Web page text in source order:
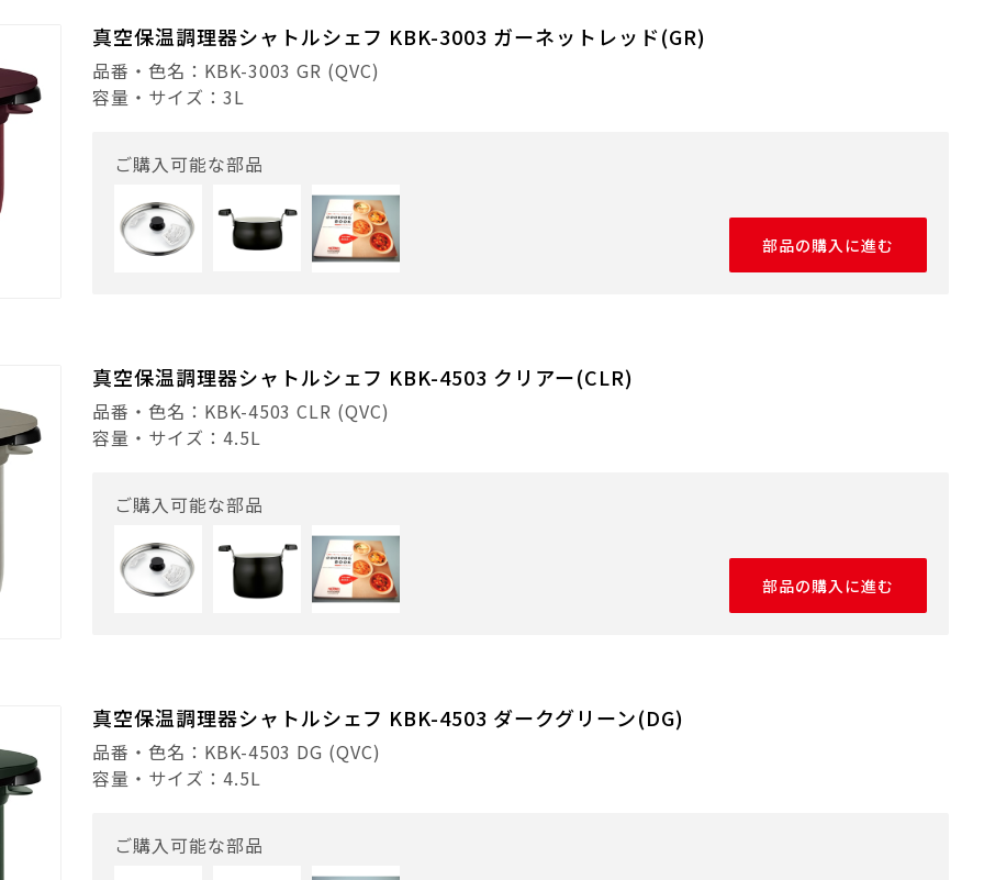
真空保温調理器シャトルシェフ KBK-3003 ガーネットレッド(GR)
品番・色名：KBK-3003 GR (QVC)
容量・サイズ：3L
ご購入可能な部品
部品の購入に進む
真空保温調理器シャトルシェフ KBK-4503 クリアー(CLR)
品番・色名：KBK-4503 CLR (QVC)
容量・サイズ：4.5L
ご購入可能な部品
部品の購入に進む
真空保温調理器シャトルシェフ KBK-4503 ダークグリーン(DG)
品番・色名：KBK-4503 DG (QVC)
容量・サイズ：4.5L
ご購入可能な部品